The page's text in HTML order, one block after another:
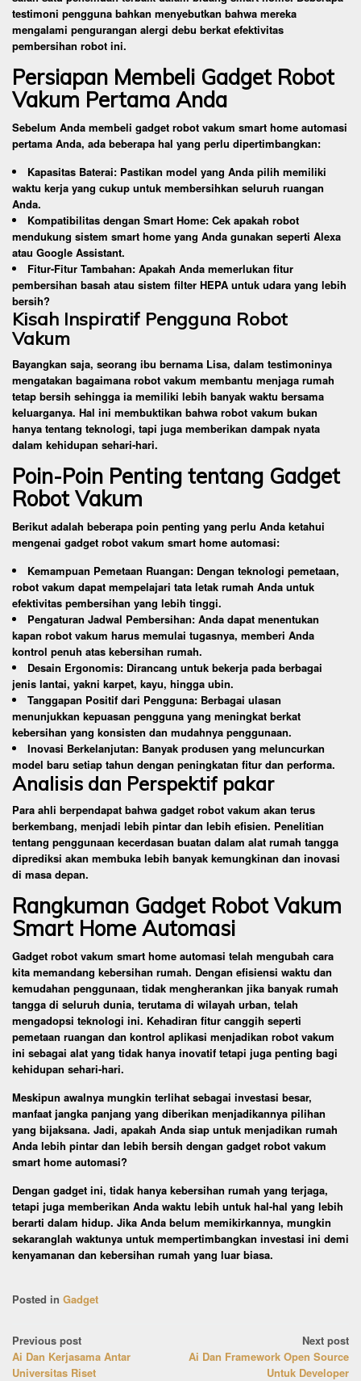
testimoni pengguna bahkan menyebutkan bahwa mereka
mengalami pengurangan alergi debu berkat efektivitas
pembersihan robot ini.
Persiapan Membeli Gadget Robot
Vakum Pertama Anda
Sebelum Anda membeli gadget robot vakum smart home automasi
pertama Anda, ada beberapa hal yang perlu dipertimbangkan:
Kapasitas Baterai: Pastikan model yang Anda pilih memiliki
waktu kerja yang cukup untuk membersihkan seluruh ruangan
Anda.
Kompatibilitas dengan Smart Home: Cek apakah robot
mendukung sistem smart home yang Anda gunakan seperti Alexa
atau Google Assistant.
Fitur-Fitur Tambahan: Apakah Anda memerlukan fitur
pembersihan basah atau sistem filter HEPA untuk udara yang lebih
bersih?
Kisah Inspiratif Pengguna Robot
Vakum
Bayangkan saja, seorang ibu bernama Lisa, dalam testimoninya
mengatakan bagaimana robot vakum membantu menjaga rumah
tetap bersih sehingga ia memiliki lebih banyak waktu bersama
keluarganya. Hal ini membuktikan bahwa robot vakum bukan
hanya tentang teknologi, tapi juga memberikan dampak nyata
dalam kehidupan sehari-hari.
Poin-Poin Penting tentang Gadget
Robot Vakum
Berikut adalah beberapa poin penting yang perlu Anda ketahui
mengenai gadget robot vakum smart home automasi:
Kemampuan Pemetaan Ruangan: Dengan teknologi pemetaan,
robot vakum dapat mempelajari tata letak rumah Anda untuk
efektivitas pembersihan yang lebih tinggi.
Pengaturan Jadwal Pembersihan: Anda dapat menentukan
kapan robot vakum harus memulai tugasnya, memberi Anda
kontrol penuh atas kebersihan rumah.
Desain Ergonomis: Dirancang untuk bekerja pada berbagai
jenis lantai, yakni karpet, kayu, hingga ubin.
Tanggapan Positif dari Pengguna: Berbagai ulasan
menunjukkan kepuasan pengguna yang meningkat berkat
kebersihan yang konsisten dan mudahnya penggunaan.
Inovasi Berkelanjutan: Banyak produsen yang meluncurkan
model baru setiap tahun dengan peningkatan fitur dan performa.
Analisis dan Perspektif pakar
Para ahli berpendapat bahwa gadget robot vakum akan terus
berkembang, menjadi lebih pintar dan lebih efisien. Penelitian
tentang penggunaan kecerdasan buatan dalam alat rumah tangga
diprediksi akan membuka lebih banyak kemungkinan dan inovasi
di masa depan.
Rangkuman Gadget Robot Vakum
Smart Home Automasi
Gadget robot vakum smart home automasi telah mengubah cara
kita memandang kebersihan rumah. Dengan efisiensi waktu dan
kemudahan penggunaan, tidak mengherankan jika banyak rumah
tangga di seluruh dunia, terutama di wilayah urban, telah
mengadopsi teknologi ini. Kehadiran fitur canggih seperti
pemetaan ruangan dan kontrol aplikasi menjadikan robot vakum
ini sebagai alat yang tidak hanya inovatif tetapi juga penting bagi
kehidupan sehari-hari.
Meskipun awalnya mungkin terlihat sebagai investasi besar,
manfaat jangka panjang yang diberikan menjadikannya pilihan
yang bijaksana. Jadi, apakah Anda siap untuk menjadikan rumah
Anda lebih pintar dan lebih bersih dengan gadget robot vakum
smart home automasi?
Dengan gadget ini, tidak hanya kebersihan rumah yang terjaga,
tetapi juga memberikan Anda waktu lebih untuk hal-hal yang lebih
berarti dalam hidup. Jika Anda belum memikirkannya, mungkin
sekaranglah waktunya untuk mempertimbangkan investasi ini demi
kenyamanan dan kebersihan rumah yang luar biasa.
Posted in Gadget
Post
navigation
Previous post
Ai Dan Kerjasama Antar
Universitas Riset
Next post
Ai Dan Framework Open Source
Untuk Developer